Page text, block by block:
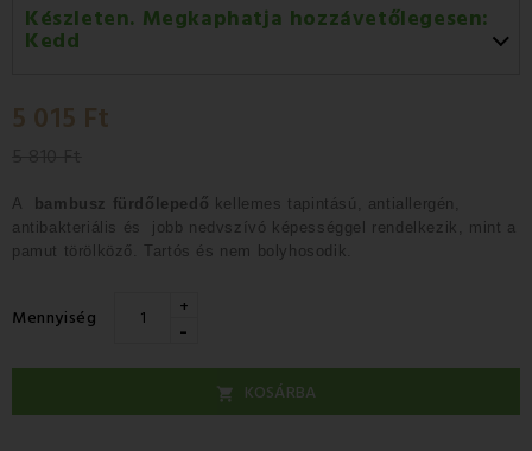
Készleten. Megkaphatja hozzávetőlegesen:
Kedd
Szerda 12.08
5 015 Ft
A bambusz fürdőlepedő kellemes tapintású, antiallergén,
antibakteriális és jobb nedvszívó képességgel rendelkezik, mint a
pamut törölköző. Tartós és nem bolyhosodik.
Mennyiség +
-
 KOSÁRBA